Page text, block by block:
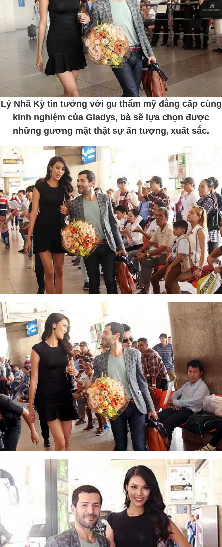
Lý Nhã Kỳ tin tưởng với gu thẩm mỹ đẳng cấp cùng
kinh nghiệm của Gladys, bà sẽ lựa chọn được
những gương mặt thật sự ấn tượng, xuất sắc.